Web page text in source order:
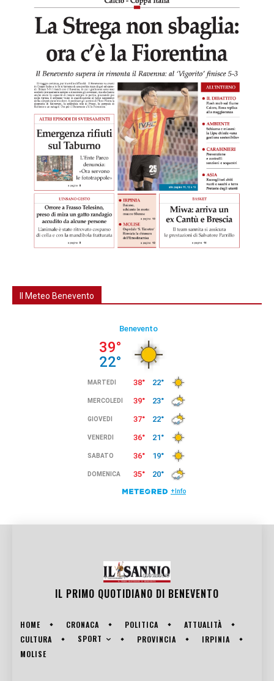
Il Meteo Benevento
IL PRIMO QUOTIDIANO DI BENEVENTO
HOME CRONACA POLITICA
ATTUALITÀ
CULTURA
SPORT PROVINCIA
IRPINIA
MOLISE